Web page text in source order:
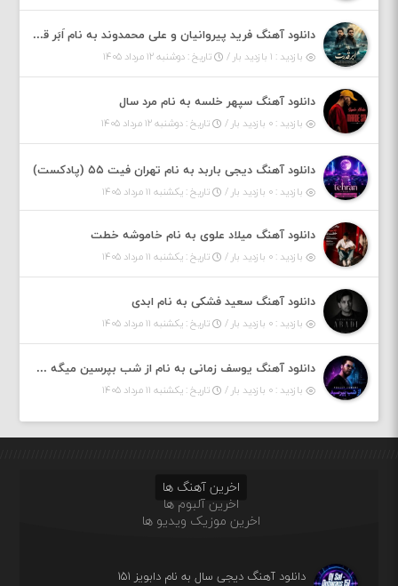
دانلود آهنگ فرید پیروانیان و علی محمدوند به نام اَبَر قدرت
بازدید : ۱ بازدید بار / تاریخ : دوشنبه ۱۲ مرداد ۱۴۰۵
دانلود آهنگ سپهر خلسه به نام مرد سال
بازدید : ۰ بازدید بار / تاریخ : دوشنبه ۱۲ مرداد ۱۴۰۵
دانلود آهنگ دیجی باربد به نام تهران فیت ۵۵ (پادکست)
بازدید : ۰ بازدید بار / تاریخ : یکشنبه ۱۱ مرداد ۱۴۰۵
دانلود آهنگ میلاد علوی به نام خاموشه خطت
بازدید : ۰ بازدید بار / تاریخ : یکشنبه ۱۱ مرداد ۱۴۰۵
دانلود آهنگ سعید فشکی به نام ابدی
بازدید : ۰ بازدید بار / تاریخ : یکشنبه ۱۱ مرداد ۱۴۰۵
دانلود آهنگ یوسف زمانی به نام از شب بپرسین میگه چه روزگاری دارم
بازدید : ۰ بازدید بار / تاریخ : یکشنبه ۱۱ مرداد ۱۴۰۵
اخرین آهنگ ها
اخرین آلبوم ها
اخرین موزیک ویدیو ها
دانلود آهنگ دیجی سال به نام دابویز ۱۵۱